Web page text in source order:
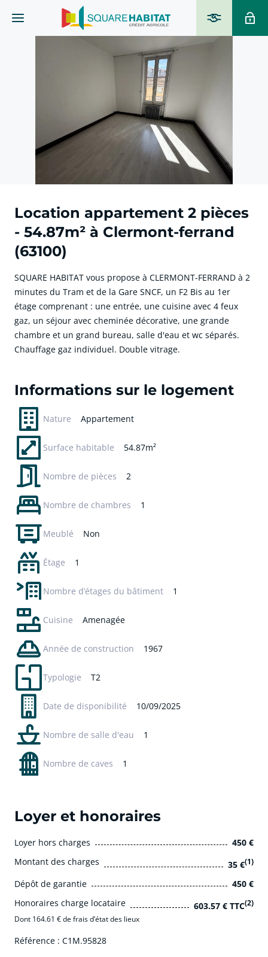
Location appartement 2 pièces
- 54.87m² à Clermont-ferrand
(63100)
SQUARE HABITAT vous propose à CLERMONT-FERRAND à 2
minutes du Tram et de la Gare SNCF, un F2 Bis au 1er
étage comprenant : une entrée, une cuisine avec 4 feux
gaz, un séjour avec cheminée décorative, une grande
chambre et un grand bureau, salle d'eau et wc séparés.
Chauffage gaz individuel. Double vitrage.
Informations sur le logement
Nature Appartement
Surface habitable 54.87m²
Nombre de pièces 2
Nombre de chambres 1
Meublé Non
Étage 1
Nombre d’étages du bâtiment 1
Cuisine Amenagée
Année de construction 1967
Typologie T2
Date de disponibilité 10/09/2025
Nombre de salle d'eau 1
Nombre de caves 1
Loyer et honoraires
Loyer hors charges
450 €
Montant des charges
35 €(1)
Dépôt de garantie
450 €
Honoraires charge locataire
603.57 € TTC(2)
Dont 164.61 € de frais d’état des lieux
Référence : C1M.95828